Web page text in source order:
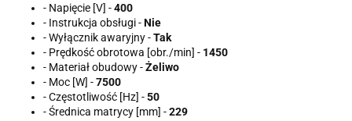
- Napięcie [V] -400
- Instrukcja obsługi -Nie
- Wyłącznik awaryjny -Tak
- Prędkość obrotowa [obr./min] - 1450
- Materiał obudowy -Żeliwo
- Moc [W] -7500
- Częstotliwość [Hz] -50
- Średnica matrycy [mm] -229